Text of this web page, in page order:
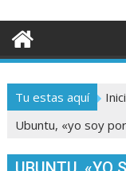
Tu estas aquí
Ubuntu, «yo soy